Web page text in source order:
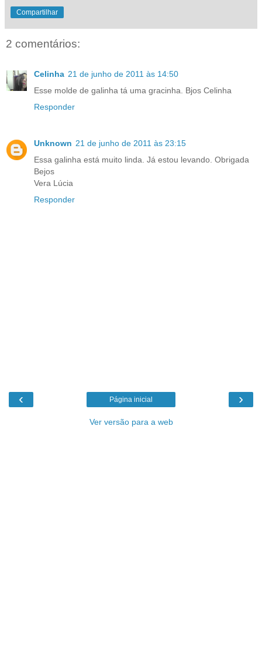
Compartilhar
2 comentários:
Celinha 21 de junho de 2011 às 14:50
Esse molde de galinha tá uma gracinha. Bjos Celinha
Responder
Unknown 21 de junho de 2011 às 23:15
Essa galinha está muito linda. Já estou levando. Obrigada
Bejos
Vera Lúcia
Responder
‹ ›
Página inicial
Ver versão para a web